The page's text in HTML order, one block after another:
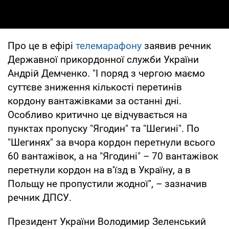
Про це в ефірі телемарафону заявив речник
Державної прикордонної служби України
Андрій Демченко. "І поряд з чергою маємо
суттєве зниження кількості перетинів
кордону вантажівками за останні дні.
Особливо критично це відчувається на
пунктах пропуску "Ягодин" та "Шегині". По
"Шегинях" за вчора кордон перетнули всього
60 вантажівок, а на "Ягодині" – 70 вантажівок
перетнули кордон на в’їзд в Україну, а в
Польщу не пропустили жодної", – зазначив
речник ДПСУ.
Президент України Володимир Зеленський